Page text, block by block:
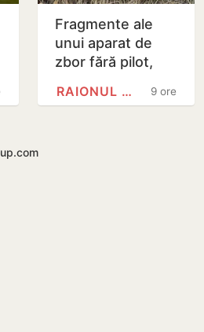
Fragmente ale
unui aparat de
zbor fără pilot,
9 ore
RAIONUL CAHUL